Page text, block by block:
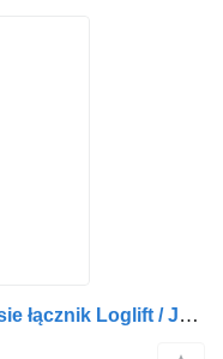
Γερανοφόρο φορτηγό για Zawiesie łącznik Loglift / Jonsered Indexator 5060006 / 212060